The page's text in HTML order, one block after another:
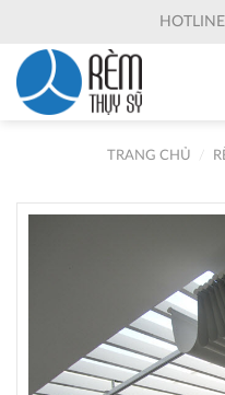
content
TRANG CHỦ